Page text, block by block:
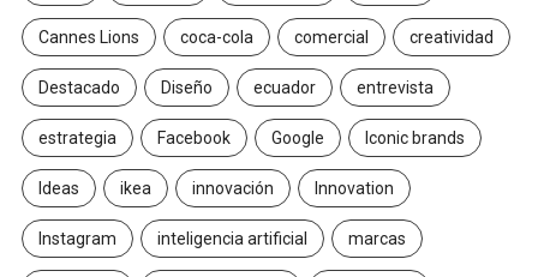
Cannes Lions coca-cola comercial creatividad
Destacado Diseño ecuador entrevista
estrategia Facebook Google Iconic brands
Ideas ikea innovación Innovation
Instagram inteligencia artificial marcas